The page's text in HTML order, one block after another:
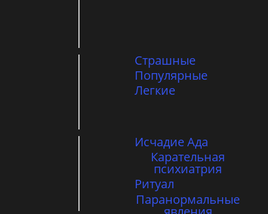
Страшные
Популярные
Легкие
Исчадие Ада
Карательная
психиатрия
Ритуал
Паранормальные